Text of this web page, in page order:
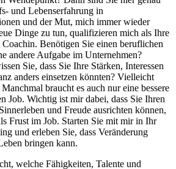
und Lebenserfahrung in
und der Mut, mich immer wieder
Dinge zu tun, qualifizieren mich als Ihre
Benötigen Sie einen beruflichen
andere Aufgabe im Unternehmen?
Sie, dass Sie Ihre Stärken, Interessen
anders einsetzen könnten? Vielleicht
braucht es auch nur eine bessere
Job. Wichtig ist mir dabei, dass Sie Ihren
und Freude ausrichten können,
Frust im Job. Starten Sie mit mir in Ihr
und erleben Sie, dass Veränderung
bringen kann.
welche Fähigkeiten, Talente und